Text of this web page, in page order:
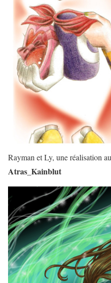
Rayman et Ly, une réalisation
Atras_Kainblut